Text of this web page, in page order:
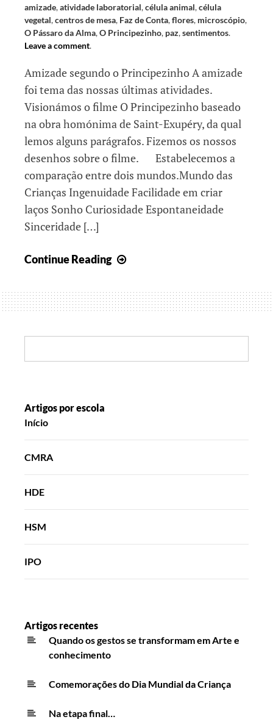
amizade,atividade laboratorial,célula animal,célula
vegetal,centros de mesa, Faz de Conta,flores, microscópio,
O Pássaro da Alma,O Principezinho, paz,sentimentos.
Leave a comment.
Amizade segundo o Principezinho A amizade
foi tema das nossas últimas atividades.
Visionámos o filme O Principezinho baseado
na obra homónima de Saint-Exupéry, da qual
lemos alguns parágrafos. Fizemos os nossos
desenhos sobre o filme. Estabelecemos a
comparação entre dois mundos.Mundo das
Crianças Ingenuidade Facilidade em criar
laços Sonho Curiosidade Espontaneidade
Sinceridade […]
Continue Reading
conta,
mas
sempre
Artigos por escola
Início
CMRA
HDE
HSM
IPO
Artigos recentes
Quando os gestos se transformam em Arte e
conhecimento
Comemorações do Dia Mundial da Criança
Na etapa final…